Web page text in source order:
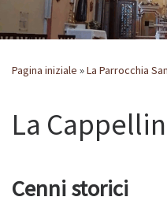
Pagina iniziale »La Parrocchia
La
Cenni storici